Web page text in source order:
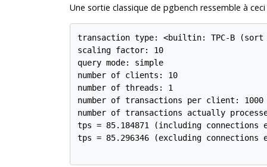
Une sortie classique de pgbench ressemble à ceci
transaction type: <builtin: TPC-B (sort
scaling factor: 10
query mode: simple
number of clients: 10
number of threads: 1
number of transactions per client: 1000
number of transactions actually
tps = 85.184871 (including connections
tps = 85.296346 (excluding connections